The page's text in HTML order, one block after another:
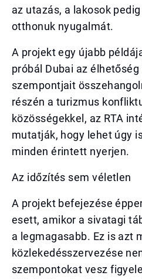
az utazás, a lakosok
otthonuk nyugalmát.
A projekt egy újabb
próbál Dubai az
szempontjait
részén a turizmus
közösségekkel, az RTA
mutatják, hogy lehet úgy
minden érintett nyerjen.
Az időzítés sem véletlen
A projekt befejezése
esett, amikor a sivatagi
a legmagasabb. Ez is azt
közlekedésszervezése
szempontokat vesz